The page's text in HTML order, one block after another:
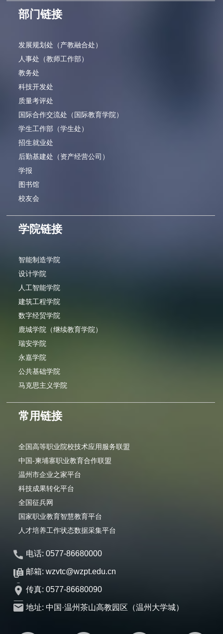
部门链接
发展规划处（产教融合处）
人事处（教师工作部）
教务处
科技开发处
质量考评处
国际合作交流处（国际教育学院）
学生工作部（学生处）
招生就业处
后勤基建处（资产经营公司）
学报
图书馆
校友会
学院链接
智能制造学院
设计学院
人工智能学院
建筑工程学院
数字经贸学院
鹿城学院（继续教育学院）
瑞安学院
永嘉学院
公共基础学院
马克思主义学院
常用链接
全国高等职业院校技术应用服务联盟
中国-柬埔寨职业教育合作联盟
温州市企业之家平台
科技成果转化平台
全国征兵网
国家职业教育智慧教育平台
人才培养工作状态数据采集平台
电话: 0577-86680000
邮箱: wzvtc@wzpt.edu.cn
传真: 0577-86680090
地址: 中国·温州茶山高教园区（温州大学城）